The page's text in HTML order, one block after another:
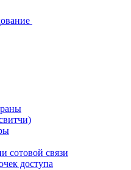
сотовой связи
доступа